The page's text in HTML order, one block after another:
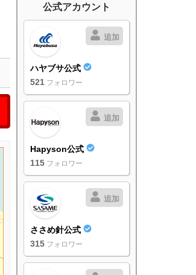
公式アカウント
追加
ハヤブサ公式
521 フォロワー
追加
Hapyson公式
115 フォロワー
追加
ささめ針公式
315 フォロワー